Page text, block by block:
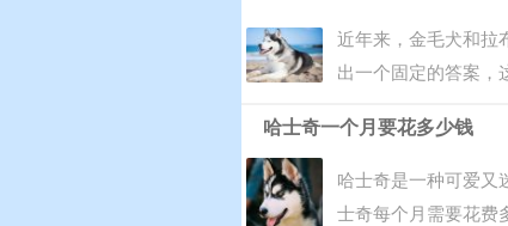
近年来，金毛犬和拉
出一个固定的答案，
哈士奇一个月要花多少钱
哈士奇是一种可爱又
士奇每个月需要花费